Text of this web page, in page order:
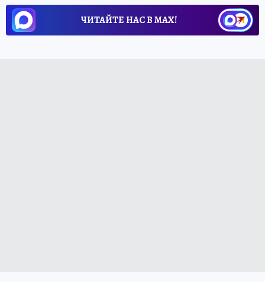
ЧИТАЙТЕ НАС В МАХ!